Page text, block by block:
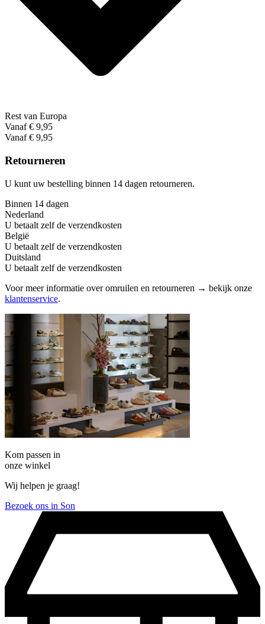
Rest van Europa
Vanaf € 9,95
Vanaf € 9,95
Retourneren
U kunt uw bestelling binnen 14 dagen retourneren.
Binnen 14 dagen
Nederland
U betaalt zelf de verzendkosten
België
U betaalt zelf de verzendkosten
Duitsland
U betaalt zelf de verzendkosten
Voor meer informatie over omruilen en retourneren → bekijk onze
klantenservice.
Kom passen in
onze winkel
Wij helpen je graag!
Bezoek ons in Son